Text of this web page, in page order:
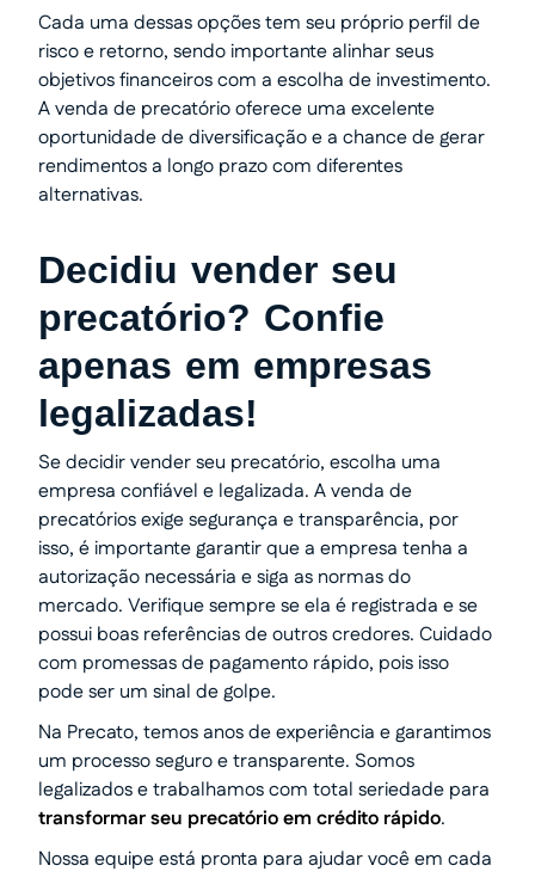
Cada uma dessas opções tem seu próprio perfil de
risco e retorno, sendo importante alinhar seus
objetivos financeiros com a escolha de investimento.
A venda de precatório oferece uma excelente
oportunidade de diversificação e a chance de gerar
rendimentos a longo prazo com diferentes
alternativas.
Decidiu vender seu
precatório? Confie
apenas em empresas
legalizadas!
Se decidir vender seu precatório, escolha uma
empresa confiável e legalizada. A venda de
precatórios exige segurança e transparência, por
isso, é importante garantir que a empresa tenha a
autorização necessária e siga as normas do
mercado. Verifique sempre se ela é registrada e se
possui boas referências de outros credores. Cuidado
com promessas de pagamento rápido, pois isso
pode ser um sinal de golpe.
Na Precato, temos anos de experiência e garantimos
um processo seguro e transparente. Somos
legalizados e trabalhamos com total seriedade para
transformar seu precatório em crédito rápido.
Nossa equipe está pronta para ajudar você em cada